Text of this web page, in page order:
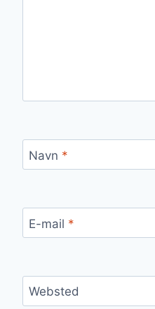
Navn *
E-mail *
Websted